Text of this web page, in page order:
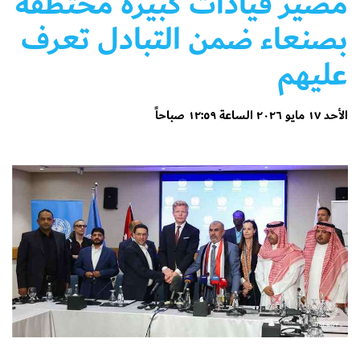
بصنعاء ضمن التبادل تعرف
عليهم
الأحد ١٧ مايو ٢٠٢٦ الساعة ١٢:٥٩ صباحاً